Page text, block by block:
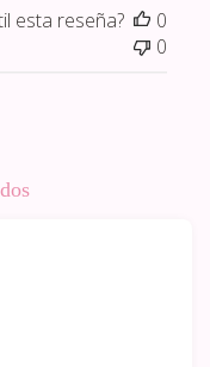
esta reseña?
0
0